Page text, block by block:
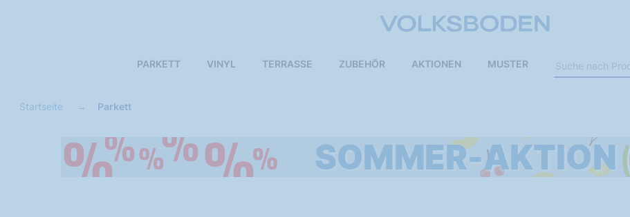
PARKETT VINYL TERRASSE ZUBEHÖR AKTIONEN MUSTER
Startseite Parkett